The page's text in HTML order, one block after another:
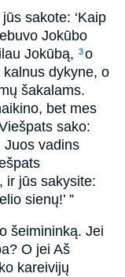
sakote: ‘Kaip
Jokūbo
Jokūbą, 3o
dykyne, o
šakalams.
bet mes
sako:
Juos vadins
ir jūs sakysite:
sienų!’ ”
šeimininką. Jei
O jei Aš
kareivijų